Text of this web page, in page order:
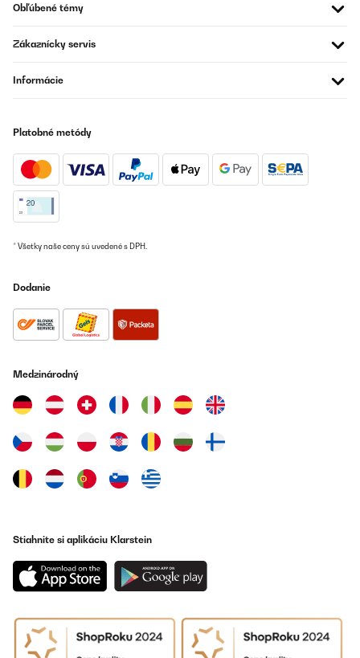
Obľúbené témy
Zákaznícky servis
Informácie
Platobné metódy
* Všetky naše ceny sú uvedené s DPH.
Dodanie
Medzinárodný
Stiahnite si aplikáciu Klarstein